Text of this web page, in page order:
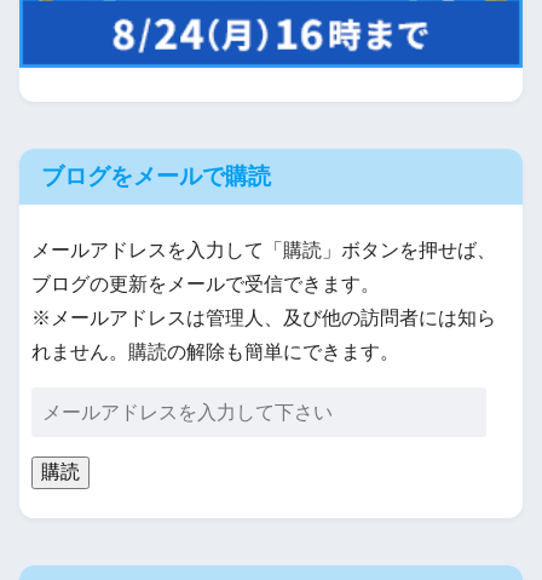
ブログをメールで購読
メールアドレスを入力して「購読」ボタンを押せば、
ブログの更新をメールで受信できます。
※メールアドレスは管理人、及び他の訪問者には知ら
れません。購読の解除も簡単にできます。
購読